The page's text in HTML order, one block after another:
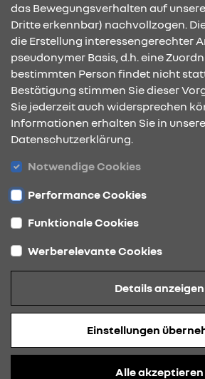
Abbildung zeigt Renault Clio Full
Sonderausstattung.
KONTAKT & ANFAHRT
ÖFFNUNGSZEITEN
Impressum
das Bewegungsverhalten auf
Dritte erkennbar) nachvollzogen.
die Erstellung interessengerechter
pseudonymer Basis, d.h. eine
bestimmten Person findet nicht
Bestätigung stimmen Sie dieser
Sie jederzeit auch widersprechen
Informationen erhalten Sie in
Datenschutzerklärung.
Notwendige Cookies
Performance Cookies
Funktionale Cookies
Werberelevante Cookies
Details anzeigen
Einstellungen
Alle akzeptieren